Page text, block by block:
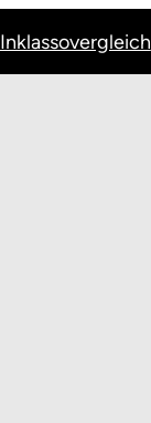
Inklassovergleich